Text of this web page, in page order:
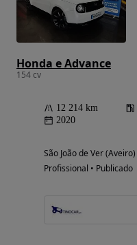
Honda e Advance
154 cv
12 214 km
2020
São João de Ver (Aveiro)
Profissional • Publicado